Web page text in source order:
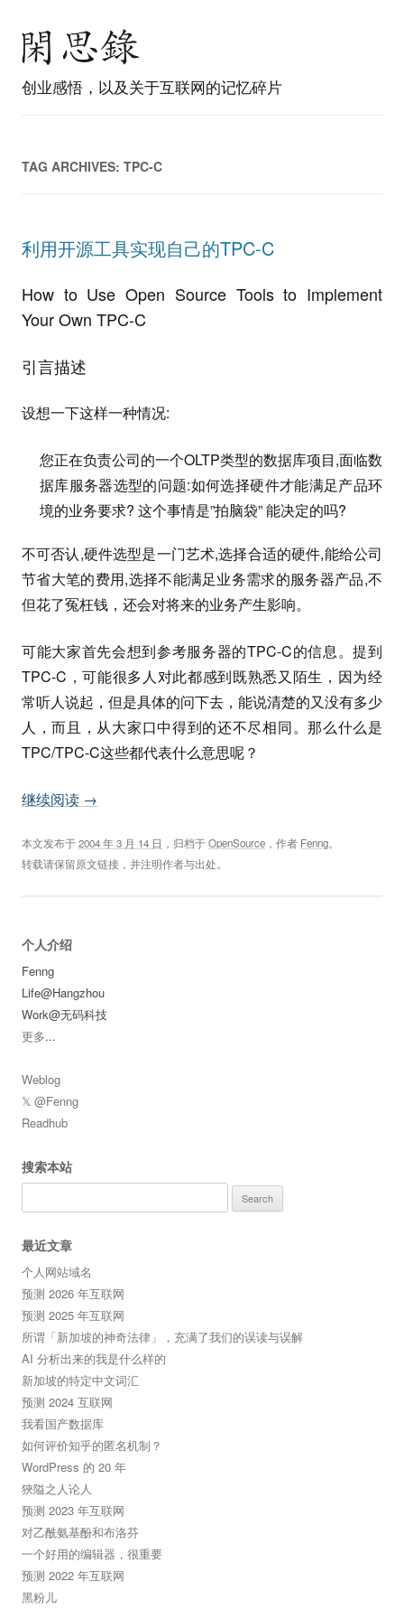
创业感悟，以及关于互联网的记忆碎片
TAG ARCHIVES: TPC-C
利用开源工具实现自己的TPC-C
How to Use Open Source Tools to Implement
Your Own TPC-C
引言描述
设想一下这样一种情况:
您正在负责公司的一个OLTP类型的数据库项目,面临数
据库服务器选型的问题:如何选择硬件才能满足产品环
境的业务要求? 这个事情是”拍脑袋” 能决定的吗?
不可否认,硬件选型是一门艺术,选择合适的硬件,能给公司
节省大笔的费用,选择不能满足业务需求的服务器产品,不
但花了冤枉钱，还会对将来的业务产生影响。
可能大家首先会想到参考服务器的TPC-C的信息。提到
TPC-C，可能很多人对此都感到既熟悉又陌生，因为经
常听人说起，但是具体的问下去，能说清楚的又没有多少
人，而且，从大家口中得到的还不尽相同。那么什么是
TPC/TPC-C这些都代表什么意思呢？
继续阅读 →
本文发布于2004 年 3 月 14 日 ，归档于OpenSource ，作者 Fenng。
转载请保留原文链接，并注明作者与出处。
个人介绍
Fenng
Life@Hangzhou
Work@无码科技
更多...
Weblog
𝕏 @Fenng
Readhub
搜索本站
for:
最近文章
个人网站域名
预测 2026 年互联网
预测 2025 年互联网
所谓「新加坡的神奇法律」，充满了我们的误读与误解
AI 分析出来的我是什么样的
新加坡的特定中文词汇
预测 2024 互联网
我看国产数据库
如何评价知乎的匿名机制？
WordPress 的 20 年
狹隘之人论人
预测 2023 年互联网
对乙酰氨基酚和布洛芬
一个好用的编辑器，很重要
预测 2022 年互联网
黑粉儿